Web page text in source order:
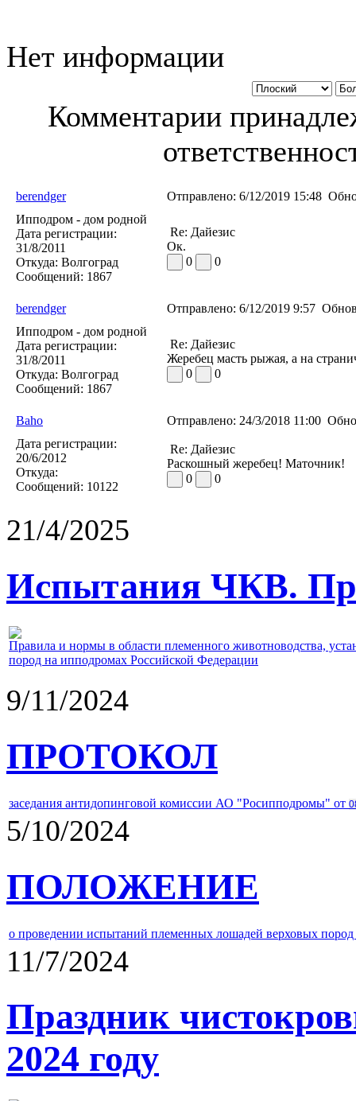
Нет информации
Комментарии
berendger Отправлено: 6/12/2019 15:48
Ипподром - дом родной
Дата регистрации:
31/8/2011
Откуда: Волгоград
Сообщений: 1867
Re: Дайезис
Ок.
0
0
berendger Отправлено: 6/12/2019 9:57
Ипподром - дом родной
Дата регистрации:
31/8/2011
Откуда: Волгоград
Сообщений: 1867
Re: Дайезис
Жеребец масть рыжая, а на
0
0
Baho Отправлено: 24/3/2018 11:00
Дата регистрации:
20/6/2012
Откуда:
Сообщений: 10122
Re: Дайезис
Раскошный жеребец! Маточник!
0
0
21/4/2025
Испытания ЧКВ.
Правила и нормы в области племенного животноводства,
пород на ипподромах Российской Федерации
9/11/2024
ПРОТОКОЛ
заседания антидопинговой комиссии АО "Росипподромы" от
5/10/2024
ПОЛОЖЕНИЕ
о проведении испытаний племенных лошадей верховых
11/7/2024
Праздник
2024 году